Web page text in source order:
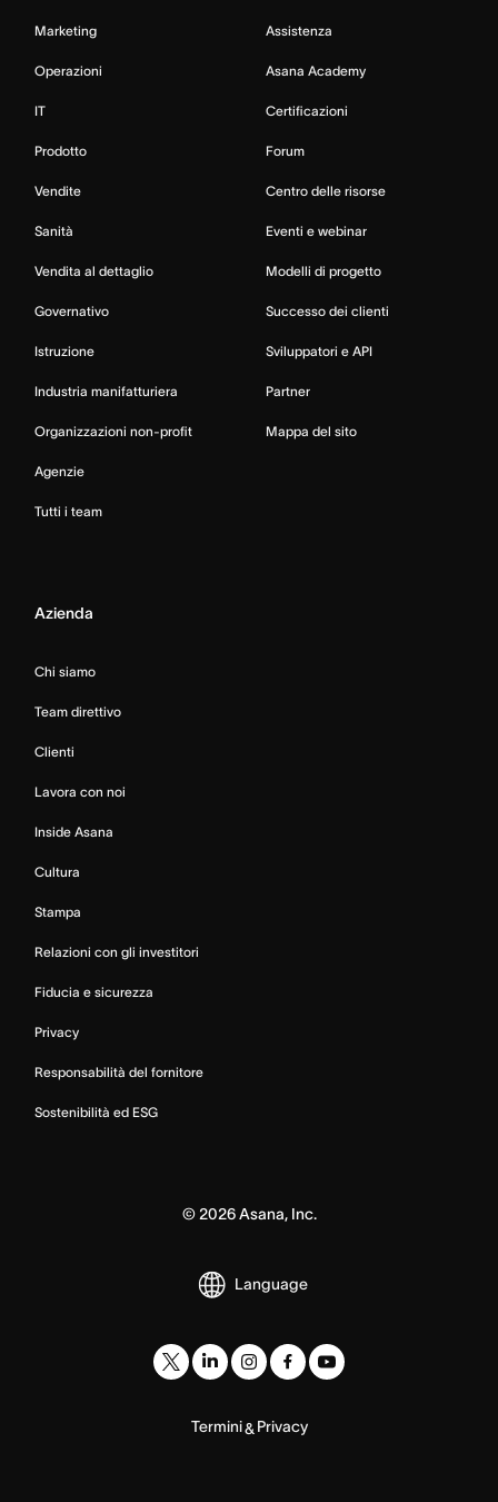
Marketing
Operazioni
IT
Prodotto
Vendite
Sanità
Vendita al dettaglio
Governativo
Istruzione
Industria manifatturiera
Organizzazioni non-profit
Agenzie
Tutti i team
Assistenza
Asana Academy
Certificazioni
Forum
Centro delle risorse
Eventi e webinar
Modelli di progetto
Successo dei clienti
Sviluppatori e API
Partner
Mappa del sito
Azienda
Chi siamo
Team direttivo
Clienti
Lavora con noi
Inside Asana
Cultura
Stampa
Relazioni con gli investitori
Fiducia e sicurezza
Privacy
Responsabilità del fornitore
Sostenibilità ed ESG
©2026Asana, Inc.
Language
Termini& Privacy